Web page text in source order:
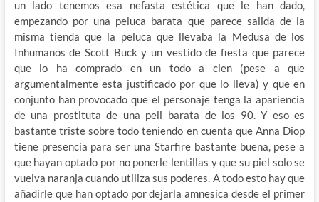
un lado tenemos esa nefasta estética que le han dado,
empezando por una peluca barata que parece salida de la
misma tienda que la peluca que llevaba la Medusa de los
Inhumanos de Scott Buck y un vestido de fiesta que parece
que lo ha comprado en un todo a cien (pese a que
argumentalmente esta justificado por que lo lleva) y que en
conjunto han provocado que el personaje tenga la apariencia
de una prostituta de una peli barata de los 90. Y eso es
bastante triste sobre todo teniendo en cuenta que Anna Diop
tiene presencia para ser una Starfire bastante buena, pese a
que hayan optado por no ponerle lentillas y que su piel solo se
vuelva naranja cuando utiliza sus poderes. A todo esto hay que
añadirle que han optado por dejarla amnesica desde el primer